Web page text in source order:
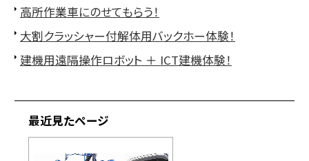
高所作業車にのせてもらう！
大割クラッシャー付解体用バックホー体験！
建機用遠隔操作ロボット ＋ ICT建機体験！
最近見たページ